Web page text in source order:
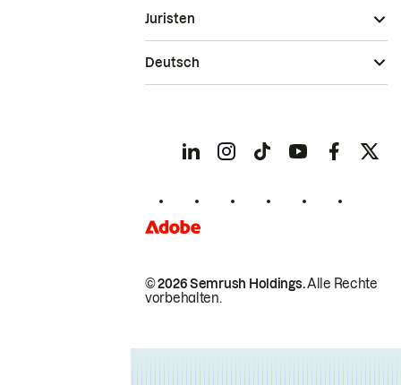
© 2026 Semrush Holdings.Alle Rechte
vorbehalten.
Juristen
Deutsch